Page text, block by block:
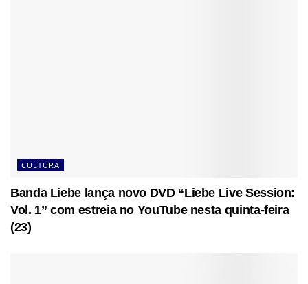
CULTURA
Banda Liebe lança novo DVD “Liebe Live Session:
Vol. 1” com estreia no YouTube nesta quinta-feira
(23)